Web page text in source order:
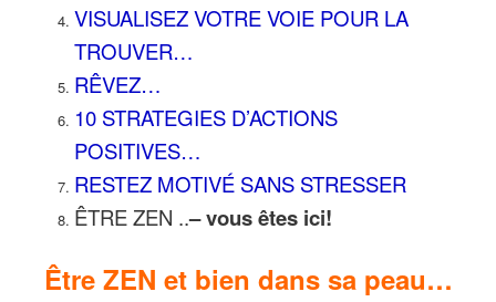
VISUALISEZ VOTRE VOIE POUR LA
TROUVER…
RÊVEZ…
10 STRATEGIES D’ACTIONS
POSITIVES…
RESTEZ MOTIVÉ SANS STRESSER
ÊTRE ZEN ..– vous êtes ici!
Être ZEN et bien dans sa peau…